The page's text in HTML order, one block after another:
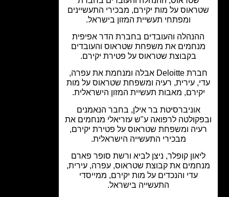
על מות יקירם, מבכירי התעשיינים
ומפתחי תעשיית המזון בישראל.
והעובדים בחברת הדר אפיפית
את משפחת שטראוס והעובדים
בקבוצת שטראוס על פטירת יקירם.
חברת Deloitte אבלה ומנחמת את עפרה,
עירית, רעיה ומשפחת שטראוס על מות
מאבות תעשיית המזון הישראלית.
אוניברסיטת בר אילן, בחבר הנאמנים
לרפואה ע"ש עזריאלי מנחמים את
ומשפחת שטראוס על פטירת יקירם,
מבכירי התעשייה הישראלית.
קופלר, ניצן לביא ורשת סופר פארם
את קבוצת שטראוס, עפרה, עירית,
עדי והנכדים על מות יקירם, ממייסדי
התעשייה בישראל.